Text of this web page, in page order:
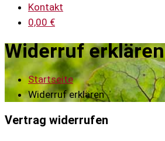
Kontakt
0,00 €
Widerruf erklären
Startseite
Widerruf erklären
Vertrag widerrufen